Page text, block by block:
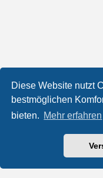
Diese Website nutzt
bestmöglichen
bieten. Mehr erfahren